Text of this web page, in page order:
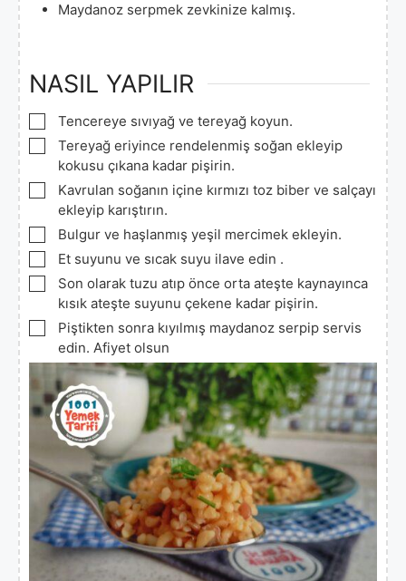
Maydanoz serpmek zevkinize kalmış.
NASIL YAPILIR
▢
Tencereye sıvıyağ ve tereyağ koyun.
▢
Tereyağ eriyince rendelenmiş soğan ekleyip
kokusu çıkana kadar pişirin.
▢
Kavrulan soğanın içine kırmızı toz biber ve salçayı
ekleyip karıştırın.
▢
Bulgur ve haşlanmış yeşil mercimek ekleyin.
▢
Et suyunu ve sıcak suyu ilave edin .
▢
Son olarak tuzu atıp önce orta ateşte kaynayınca
kısık ateşte suyunu çekene kadar pişirin.
▢
Piştikten sonra kıyılmış maydanoz serpip servis
edin. Afiyet olsun